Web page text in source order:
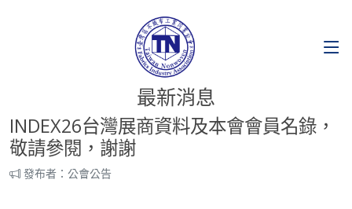
最新消息
INDEX26台灣展商資料及本會會員名錄，
敬請參閱，謝謝
發布者：公會公告